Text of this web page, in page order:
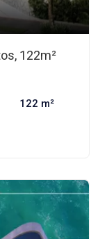
122m²
122 m²